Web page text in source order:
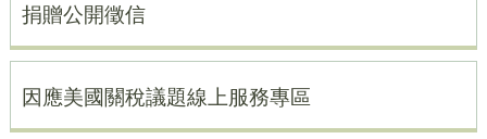
捐贈公開徵信
因應美國關稅議題線上服務專區